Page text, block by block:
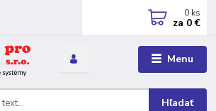
Menu
Hľadať
0 ks
za 0 €